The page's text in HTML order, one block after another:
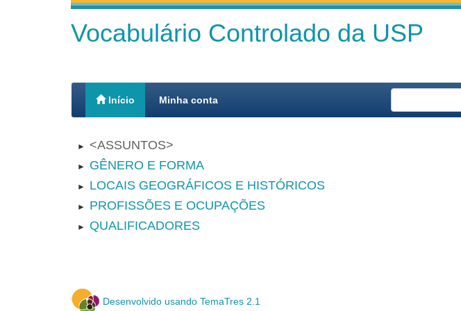
Vocabulário Controlado da USP
Início Minha conta
► ASSUNTOS
► GÊNERO E FORMA
► LOCAIS GEOGRÁFICOS E HISTÓRICOS
► PROFISSÕES E OCUPAÇÕES
► QUALIFICADORES
Desenvolvido usando TemaTres 2.1